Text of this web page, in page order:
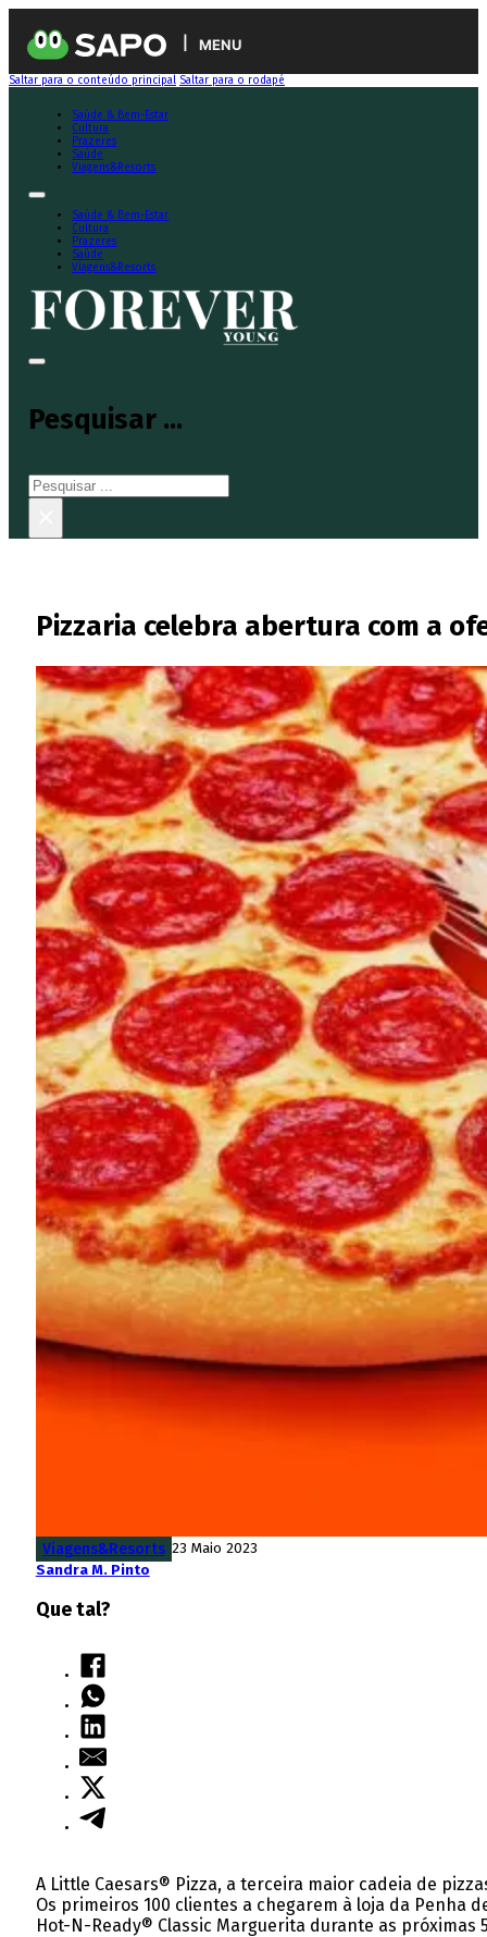
MENU
Saltar para o conteúdo principal Saltar para o rodapé
Saúde & Bem-Estar
Cultura
Prazeres
Saúde
Viagens&Resorts
Saúde & Bem-Estar
Cultura
Prazeres
Saúde
Viagens&Resorts
Pesquisar ...
Pesquisar
Pizzaria celebra abertura com a
Viagens&Resorts 23 Maio 2023
Sandra M. Pinto
Que tal?
A Little Caesars® Pizza, a terceira maior cadeia de
Os primeiros 100 clientes a chegarem à loja da Penha
Hot-N-Ready® Classic Marguerita durante as